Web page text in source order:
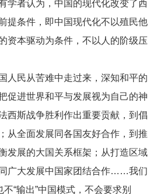
学者认为，中国的现代化改变了西
提条件，即中国现代化不以殖民他
资本驱动为条件，不以人的阶级压
民从苦难中走过来，深知和平的
促进世界和平与发展视为自己的神
西斯战争胜利作出重要贡献，到倡
从全面发展同各国友好合作，到推
发展的大国关系框架；从打造区域
广大发展中国家团结合作……我们
不“输出”中国模式，不会要求别